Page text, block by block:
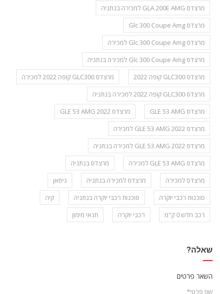
מרצדס GLA 200E AMG למכירה בנתניה
מרצדס Glc 300 Coupe Amg
מרצדס Glc 300 Coupe Amg למכירה
מרצדס Glc 300 Coupe Amg למכירה בנתניה
מרצדס GLC300 קופה 2022
מרצדס GLC300 קופה 2022 למכירה
מרצדס GLC300 קופה 2022 למכירה בנתניה
מרצדס GLE 53 AMG
מרצדס GLE 53 AMG 2022
מרצדס GLE 53 AMG 2022 למכירה
מרצדס GLE 53 AMG 2022 למכירה בנתניה
מרצדס GLE 53 AMG למכירה
מרצדס בנתניה
מרצדס למכירה
מרצדס למכירה בנתניה
ניסאן
סוכנות רכבי יוקרה
סוכנות רכבי יוקרה בנתניה
קיה
רכב חדש 0 ק"מ
רכבי יוקרה תנאי מימון
שאלה?
השאר פרטים
שפ פרטי*